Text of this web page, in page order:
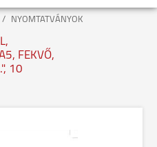
NYOMTATVÁNYOK
FEKVŐ,
10